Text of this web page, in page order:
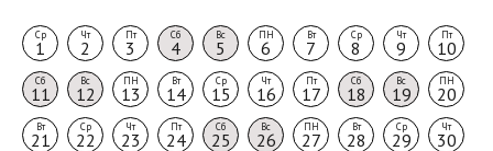
Ср
1
Чт
2
Пт
3
Сб
4
Вс
5
ПН
6
Вт
7
Ср
8
Чт
9
Пт
10
Сб
11
Вс
12
ПН
13
Вт
14
Ср
15
Чт
16
Пт
17
Сб
18
Вс
19
ПН
20
Вт
21
Ср
22
Чт
23
Пт
24
Сб
25
Вс
26
ПН
27
Вт
28
Ср
29
Чт
30